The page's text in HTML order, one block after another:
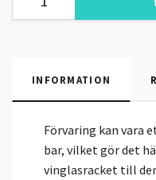
INFORMATION
Förvaring kan vara
bar, vilket gör det
vinglasracket till